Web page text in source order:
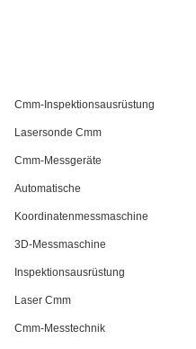
Cmm-Inspektionsausrüstung
Lasersonde Cmm
Cmm-Messgeräte
Automatische
Koordinatenmessmaschine
3D-Messmaschine
Inspektionsausrüstung
Laser Cmm
Cmm-Messtechnik